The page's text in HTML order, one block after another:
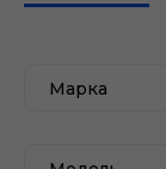
Марка